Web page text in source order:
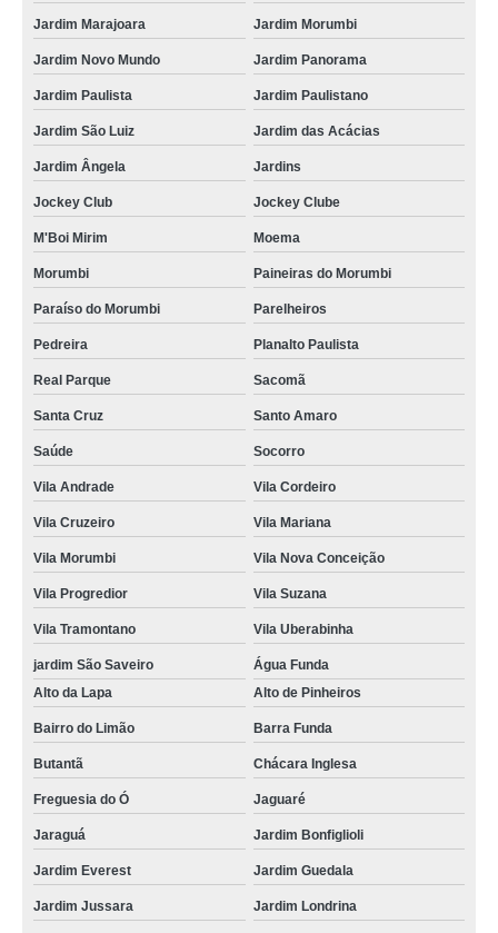
Jardim Marajoara Jardim Morumbi
Jardim Novo Mundo Jardim Panorama
Jardim Paulista Jardim Paulistano
Jardim São Luiz Jardim das Acácias
Jardim Ângela Jardins
Jockey Club Jockey Clube
M'Boi Mirim Moema
Morumbi Paineiras do Morumbi
Paraíso do Morumbi Parelheiros
Pedreira Planalto Paulista
Real Parque Sacomã
Santa Cruz Santo Amaro
Saúde Socorro
Vila Andrade Vila Cordeiro
Vila Cruzeiro Vila Mariana
Vila Morumbi Vila Nova Conceição
Vila Progredior Vila Suzana
Vila Tramontano Vila Uberabinha
jardim São Saveiro
Água Funda
Alto da Lapa
Alto de Pinheiros
Bairro do Limão Barra Funda
Butantã Chácara Inglesa
Freguesia do Ó Jaguaré
Jaraguá Jardim Bonfiglioli
Jardim Everest Jardim Guedala
Jardim Jussara Jardim Londrina